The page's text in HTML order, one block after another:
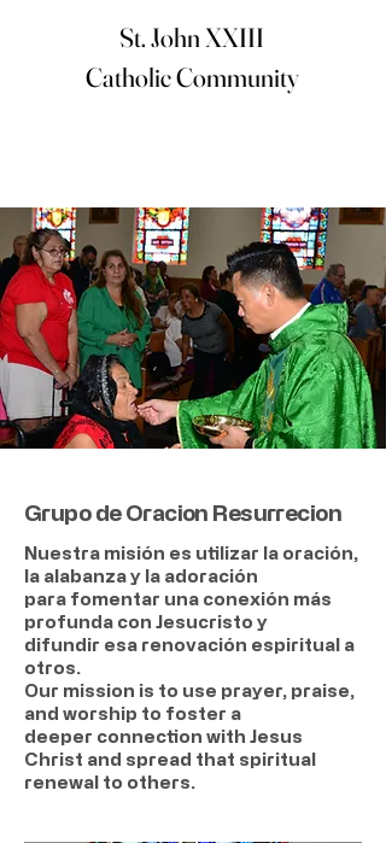
St. John XXIII
Catholic Community
Grupo de Oracion Resurrecion
Nuestra misión es utilizar la oración,
la alabanza y la adoración
para fomentar una conexión más
profunda con Jesucristo y
difundir esa renovación espiritual a
otros.
Our mission is to use prayer, praise,
and worship to foster a
deeper connection with Jesus
Christ and spread that spiritual
renewal to others.